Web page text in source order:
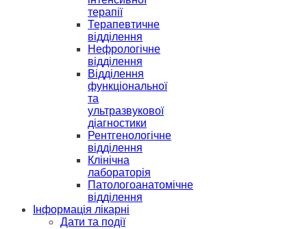
терапії
Терапевтичне
відділення
Нефрологічне
відділення
Відділення
функціональної
та
ультразвукової
діагностики
Рентгенологічне
відділення
Клінічна
лабораторія
Патологоанатомічне
відділення
Інформація лікарні
Дати та події